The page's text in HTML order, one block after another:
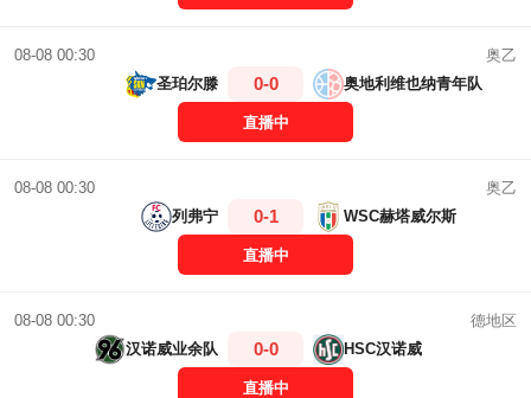
08-08 00:30
奥乙
圣珀尔滕
0-0 奥地利维也纳青年队
直播中
08-08 00:30
奥乙
列弗宁
0-1 WSC赫塔威尔斯
直播中
08-08 00:30
德地区
汉诺威业余队
0-0 HSC汉诺威
直播中